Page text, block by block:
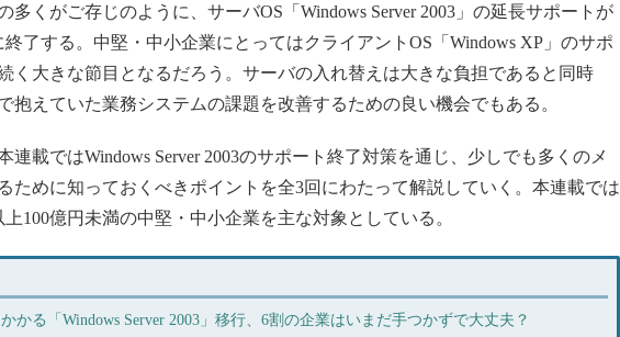
くがご存じのように、サーバOS「Windows Server 2003」の延長サポートが
終了する。中堅・中小企業にとってはクライアントOS「Windows XP」のサポ
く大きな節目となるだろう。サーバの入れ替えは大きな負担であると同時
抱えていた業務システムの課題を改善するための良い機会でもある。
載ではWindows Server 2003のサポート終了対策を通じ、少しでも多くのメ
ために知っておくべきポイントを全3回にわたって解説していく。本連載では
100億円未満の中堅・中小企業を主な対象としている。
かる「Windows Server 2003」移行、6割の企業はいまだ手つかずで大丈夫？